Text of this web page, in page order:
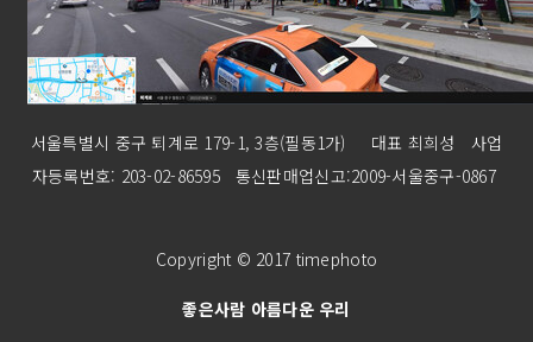
서울특별시 중구 퇴계로 179-1, 3층(필동1가) 대표 최희성 사업
자등록번호: 203-02-86595 통신판매업신고:2009-서울중구-0867
Copyright © 2017 timephoto
좋은사람 아름다운 우리